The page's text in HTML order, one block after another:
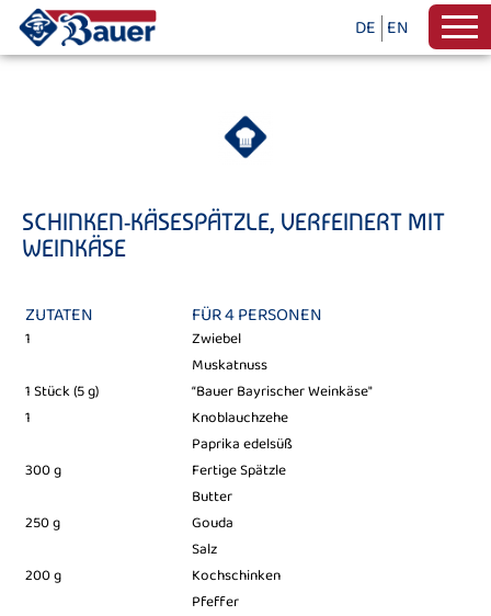
DE EN
SCHINKEN-KÄSESPÄTZLE, VERFEINERT MIT
WEINKÄSE
ZUTATEN FÜR 4 PERSONEN
1
Zwiebel
Muskatnuss
1 Stück (5 g)
“Bauer Bayrischer Weinkäse"
1
Knoblauchzehe
Paprika edelsüß
300 g
Fertige Spätzle
Butter
250 g
Gouda
Salz
200 g
Kochschinken
Pfeffer